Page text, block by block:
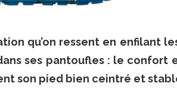
qu’on ressent en enfilant
ses pantoufles : le confort
son pied bien ceintré et